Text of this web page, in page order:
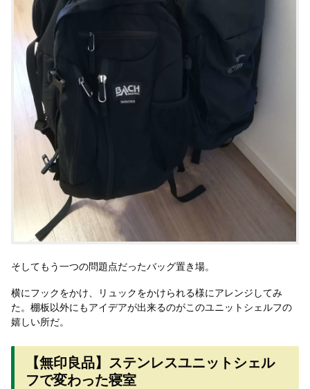
そしてもう一つの問題点だったバッグ置き場。
横にフックをかけ、リュックをかけられる様にアレンジしてみ
た。棚板以外にもアイデアが出来るのがこのユニットシェルフの
嬉しい所だ。
【無印良品】ステンレスユニットシェル
フで変わった寝室